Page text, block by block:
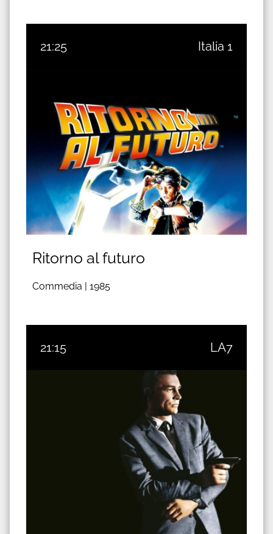
21:25 Italia 1
Ritorno al futuro
Commedia | 1985
21:15 LA7